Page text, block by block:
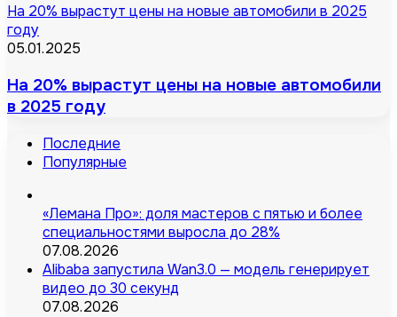
На 20% вырастут цены на новые автомобили в 2025
году
05.01.2025
На 20% вырастут цены на новые автомобили
в 2025 году
Последние
Популярные
«Лемана Про»: доля мастеров с пятью и более
специальностями выросла до 28%
07.08.2026
Alibaba запустила Wan3.0 — модель генерирует
видео до 30 секунд
07.08.2026